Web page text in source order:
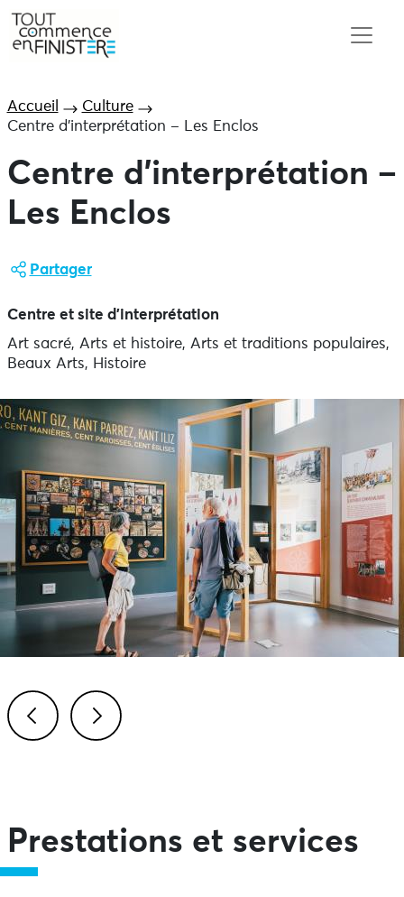
Accueil
Culture
Centre d’interprétation – Les Enclos
Centre d’interprétation –
Les Enclos
Partager
Centre et site d'interprétation
Art sacré, Arts et histoire, Arts et traditions populaires,
Beaux Arts, Histoire
Prestations et services